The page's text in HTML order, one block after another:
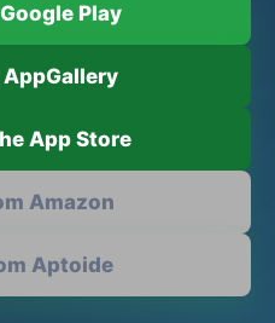
Play
App Store
Amazon
Aptoide